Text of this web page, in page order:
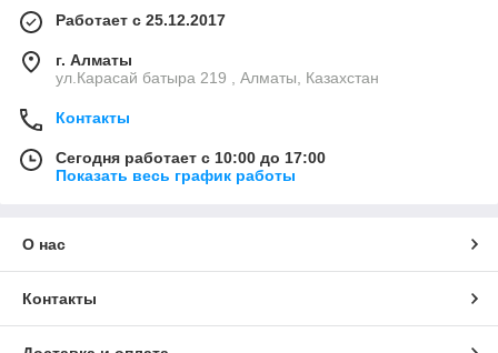
Работает с 25.12.2017
г. Алматы
ул.Карасай батыра 219 , Алматы, Казахстан
Контакты
Сегодня работает с 10:00 до 17:00
Показать весь график работы
О нас
Контакты